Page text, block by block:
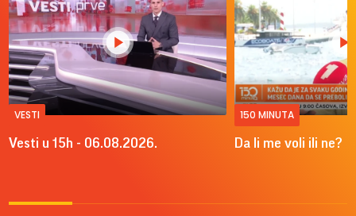
VESTI
Vesti u 15h - 06.08.2026.
150 MINUTA
Da li me voli ili ne?